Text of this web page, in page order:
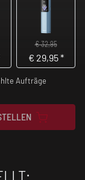
€ 32,95
€ 29,95*
Aufträge